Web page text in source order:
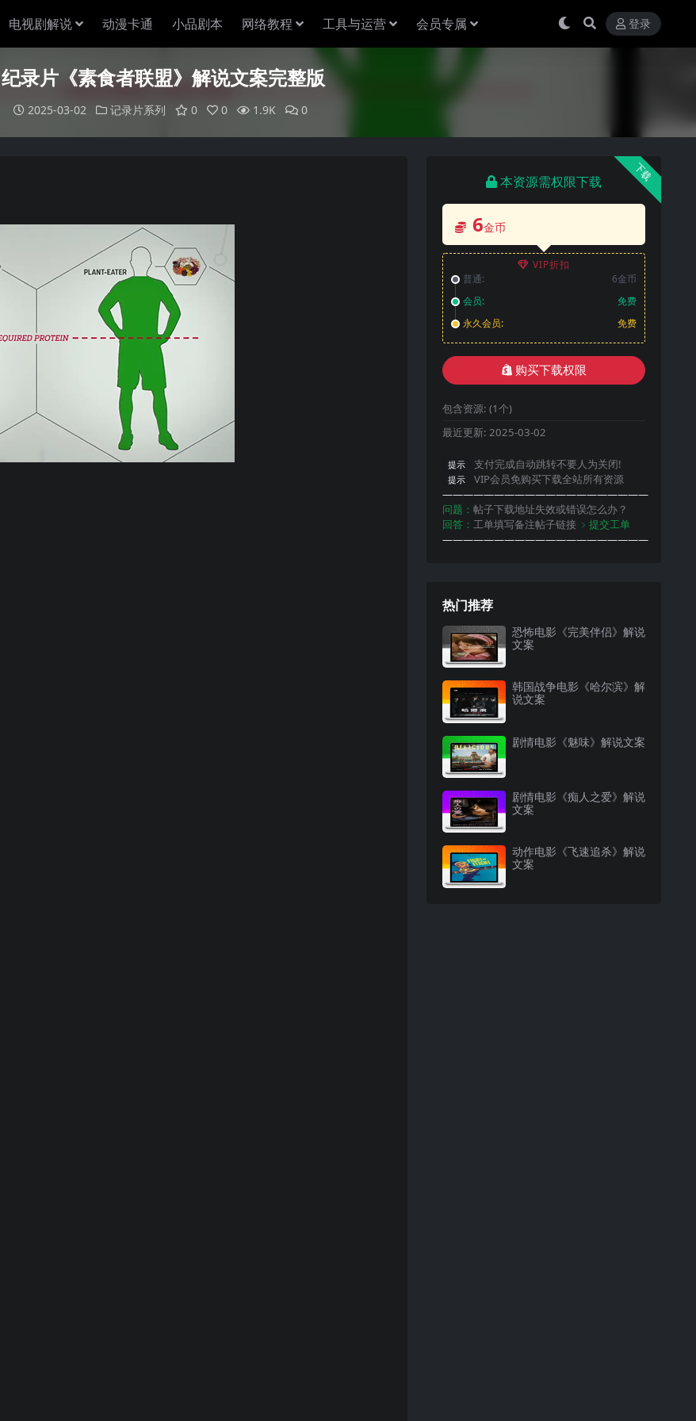
电视剧解说 动漫卡通 小品剧本 网络教程 工具与运营 会员专属 登录
纪录片《素食者联盟》解说文案完整版
2025-03-02 记录片系列 0 0 1.9K 0
下载
本资源需权限下载
6金币
VIP折扣
普通:
6金币
会员:
免费
永久会员:
免费
购买下载权限
包含资源: (1个)
最近更新: 2025-03-02
提示 支付完成自动跳转不要人为关闭!
提示
VIP会员免购买下载全站所有资源
————————————————————
问题： 帖子下载地址失效或错误怎么办？
回答： 工单填写备注帖子链接 ﹥提交工单
————————————————————
热门推荐
恐怖电影《完美伴侣》解说
文案
韩国战争电影《哈尔滨》解
说文案
剧情电影《魅味》解说文案
剧情电影《痴人之爱》解说
文案
动作电影《飞速追杀》解说
文案